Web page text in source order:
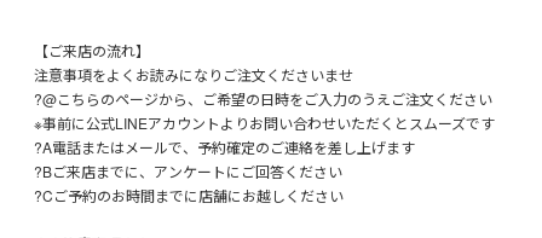
【ご来店の流れ】
注意事項をよくお読みになりご注文くださいませ
?@こちらのページから、ご希望の日時をご入力のうえご注文ください
※事前に公式LINEアカウントよりお問い合わせいただくとスムーズです
?A電話またはメールで、予約確定のご連絡を差し上げます
?Bご来店までに、アンケートにご回答ください
?Cご予約のお時間までに店舗にお越しください